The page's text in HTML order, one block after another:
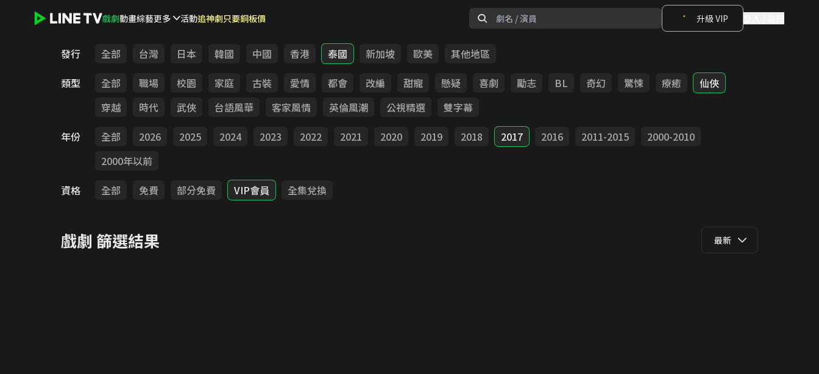
戲劇動畫綜藝更多 活動追神劇只要銅板價 升級 VIP
發行 全部 台灣 日本 韓國 中國 香港 泰國 新加坡 歐美
其他地區
類型
全部 職場 校園 家庭 古裝 愛情 都會 改編 甜寵 懸疑 喜劇 勵志 BL 奇幻 驚悚 療癒
仙俠
穿越
時代 武俠 台語風華 客家風情 英倫風潮 公視精選
雙字幕
年份
全部 2026 2025 2024 2023 2022 2021 2020 2019 2018 2017 2016 2011-2015
2000-2010
2000年以前
資格
全部 免費 部分免費 VIP會員 全集兌換
戲劇 篩選結果 最新